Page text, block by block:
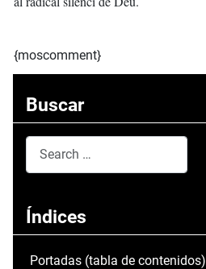
{moscomment}
Buscar
Índices
Portadas (tabla de contenidos)